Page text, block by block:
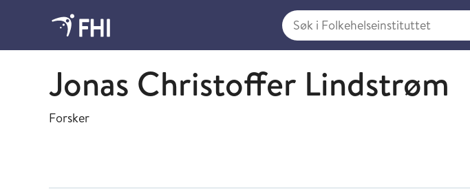
Søk i Folkehelseinstituttet
Metodeutvikling og analyse
Jonas Christoffer Lindstrøm
Forsker